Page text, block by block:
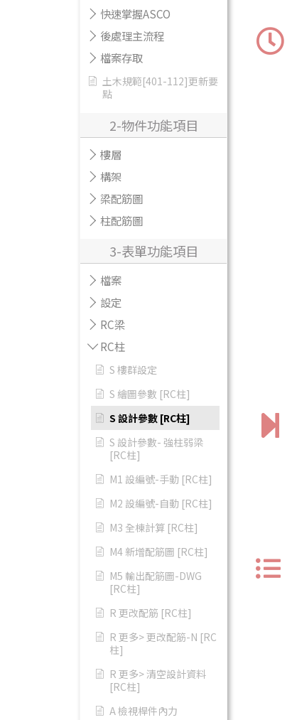
快速掌握ASCO
後處理主流程
檔案存取
土木規範[401-112]更新要
點
2-物件功能項目
樓層
構架
梁配筋圖
柱配筋圖
3-表單功能項目
檔案
設定
RC梁
RC柱
S 樓群設定
S 繪圖參數 [RC柱]
S 設計參數 [RC柱]
S 設計參數- 強柱弱梁
[RC柱]
M1 設編號-手動 [RC柱]
M2 設編號-自動 [RC柱]
M3 全棟計算 [RC柱]
M4 新增配筋圖 [RC柱]
M5 輸出配筋圖-DWG
[RC柱]
R 更改配筋 [RC柱]
R 更多> 更改配筋-N [RC
柱]
R 更多> 清空設計資料
[RC柱]
A 檢視桿件內力